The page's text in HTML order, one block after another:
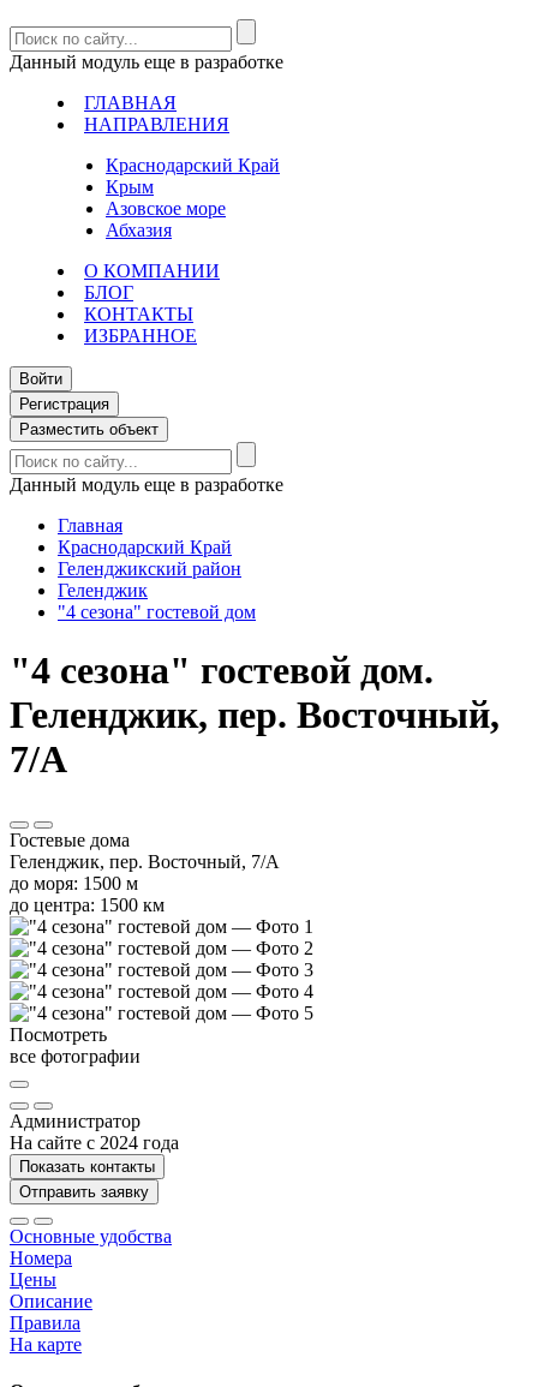
Данный модуль еще в разработке
ГЛАВНАЯ
НАПРАВЛЕНИЯ
Краснодарский Край
Крым
Азовское море
Абхазия
О КОМПАНИИ
БЛОГ
КОНТАКТЫ
ИЗБРАННОЕ
Войти
Регистрация
Разместить объект
Данный модуль еще в разработке
Главная
Краснодарский Край
Геленджикский район
Геленджик
"4 сезона" гостевой дом
"4 сезона" гостевой дом.
Геленджик, пер. Восточный,
7/А
Гостевые дома
Геленджик, пер. Восточный, 7/А
до моря: 1500 м
до центра: 1500 км
Посмотреть
все фотографии
Администратор
На сайте с 2024 года
Показать контакты
Отправить заявку
Основные удобства
Номера
Цены
Описание
Правила
На карте